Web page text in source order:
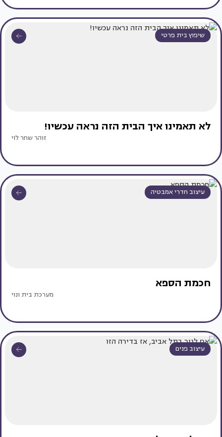
שיפוץ בית פרטי
לא תאמינו איך הבית הזה נראה עכשיו!
זוהר שחר לוי
עיצוב חדרי אמבטיה
חכמת הספא
מערכת בית ונוי
עיצוב פנים